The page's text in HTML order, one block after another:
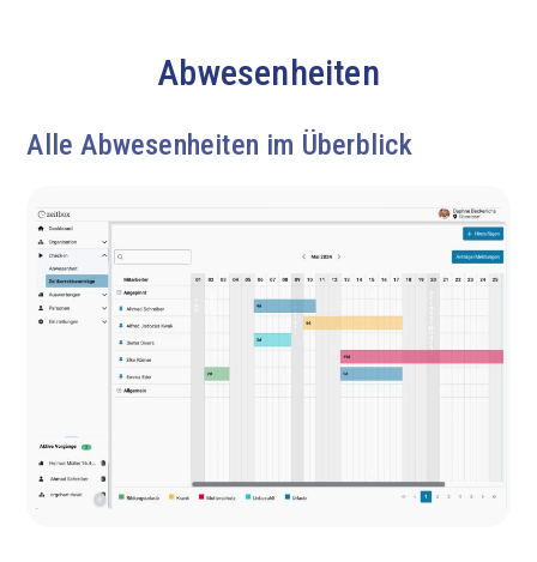
Abwesenheiten
Alle Abwesenheiten im Überblick